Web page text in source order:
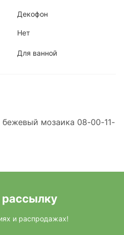
Декофон
Нет
Для ванной
бежевый мозаика 08-00-11-
и распродажах!